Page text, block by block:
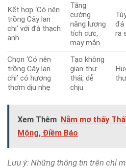
Kết hợp ‘Có nên
trồng Cây lan
chi’ với đá thạch
anh
Tăng
cường
năng lượng
tích cực,
may mắn
đá
ra
Chọn ‘Có nên
trồng Cây lan
chi’ có hương
thơm dịu nhẹ
Tạo không
gian thư
thái, dễ
chịu
Xem Thêm Nằm mơ thấy
Mộng, Điềm Báo
Lưu ý: Những thông tin trên chỉ